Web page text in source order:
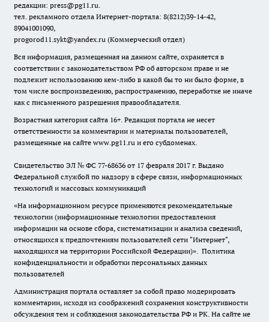
редакции: press@pg11.ru.
тел. рекламного отдела Интернет-портала: 8(8212)39-14-42,
89041001090,
progorod11.sykt@yandex.ru (Коммерческий отдел)
Вся информация, размещенная на данном сайте, охраняется в
соответствии с законодательством РФ об авторском праве и не
подлежит использованию кем-либо в какой бы то ни было форме, в
том числе воспроизведению, распространению, переработке не иначе
как с письменного разрешения правообладателя.
Возрастная категория сайта 16+. Редакция портала не несет
ответственности за комментарии и материалы пользователей,
размещенные на сайте www.pg11.ru и его субдоменах.
Свидетельство ЭЛ № ФС 77-68636 от 17 февраля 2017 г. Выдано
Федеральной службой по надзору в сфере связи, информационных
технологий и массовых коммуникаций
«На информационном ресурсе применяются рекомендательные
технологии (информационные технологии предоставления
информации на основе сбора, систематизации и анализа сведений,
относящихся к предпочтениям пользователей сети "Интернет",
находящихся на территории Российской Федерации)». Политика
конфиденциальности и обработки персональных данных
пользователей
Администрация портала оставляет за собой право модерировать
комментарии, исходя из соображений сохранения конструктивности
обсуждения тем и соблюдения законодательства РФ и РК. На сайте не